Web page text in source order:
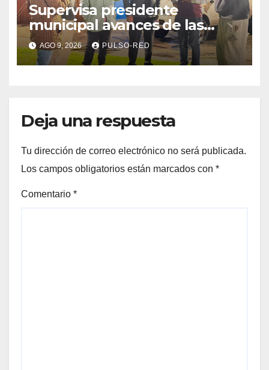
Supervisa presidente
municipal avances de las
acciones de “Más Territorio y
Menos Escritorio” en la
Unidad Habitacional Cuatro
AGO 9, 2026 PULSO-RED
Deja una respuesta
Tu dirección de correo electrónico no será publicada.
Los campos obligatorios están marcados con *
Comentario *